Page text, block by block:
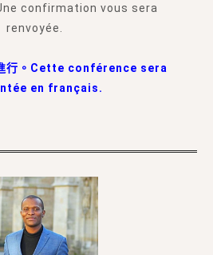
confirmation vous sera
renvoyée.
行。Cette conférence sera
en français.